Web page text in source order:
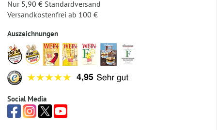
Nur 5,90 € Standardversand
Versandkostenfrei ab 100 €
Auszeichnungen
Social Media